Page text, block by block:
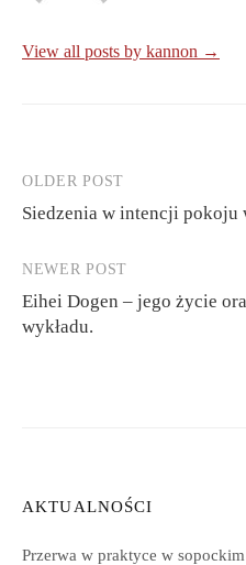
View all posts by kannon →
Post
navigation
OLDER POST
Siedzenia w intencji pokoju
NEWER POST
Eihei Dogen – jego życie
wykładu.
AKTUALNOŚCI
Przerwa w praktyce w